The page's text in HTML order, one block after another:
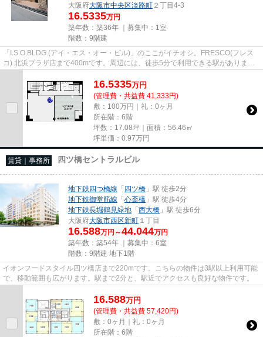
大阪府大阪市中央区淡路町 ２丁目4-3
16.5335万円
築年数：築36年 ｜募集中： 1室
階数：9階建
「I.S.O.BLDG.(アイ・エス・オー・ビル)」のここがイチオシ。FRESCO(フレス
コ) 北浜プラザ店まで400mです。周辺には、徒歩5分で利用できる駅がありま
す。初期費用はカードで決済いただ...
16.5335万円
(管理費・共益費 41,333円)
敷：100万円｜礼：0ヶ月
所在階：6階
坪数：17.08坪｜面積：56.46㎡
坪単価： 0.97万円
賃貸｜事務所 四ツ橋セントラルビル
地下鉄四つ橋線 「四ツ橋 」駅 徒歩2分
地下鉄御堂筋線 「心斎橋 」駅 徒歩4分
地下鉄長堀鶴見緑地 「西大橋 」駅 徒歩6分
大阪府大阪市西区新町 １丁目
16.588万円～44.044万円
築年数：築54年 ｜募集中： 6室
階数：9階建 地下1階
イオンフードスタイル四ツ橋店まで220mです。こちらの物件は3駅以上利用可能
で、移動範囲も広がります。駅まで2分と、駅近でアクセスも良好な物件です。
16.588万円
(管理費・共益費 57,420円)
敷：0ヶ月｜礼：0ヶ月
所在階：6階